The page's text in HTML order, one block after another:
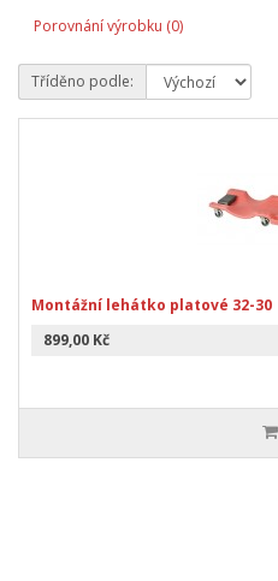
Porovnání výrobku (0)
Tříděno podle:
Montážní lehátko platové 32-30
899,00 Kč